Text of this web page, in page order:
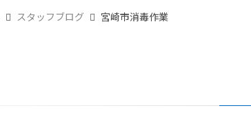
スタッフブログ 宮崎市消毒作業